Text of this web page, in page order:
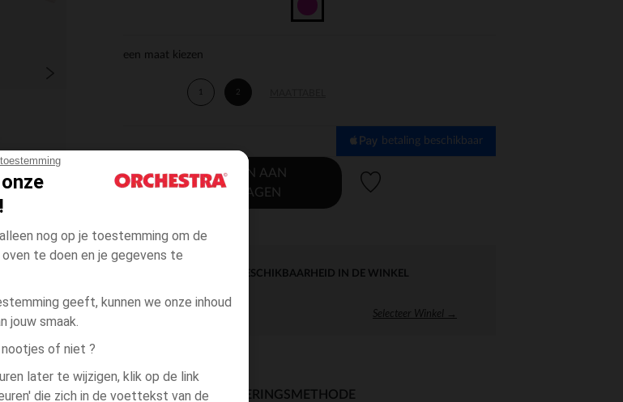
nog op je toestemming om de
te doen en je gegevens te
geeft, kunnen we onze inhoud
jouw smaak.
nootjes of niet ?
later te wijzigen, klik op de link
die zich in de voettekst van de
een maat kiezen
1 2
betaling beschikbaar
TOEVOEGEN AAN
WINKELWAGEN
DIRECTE BESCHIKBAARHEID IN DE WINKEL
Selecteer Winkel →
BESCHIKBAARE LEVERINGSMETHODE